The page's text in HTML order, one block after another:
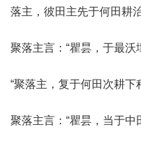
落主，彼田主先于何田耕
聚落主言：“瞿昙，于最沃
“聚落主，复于何田次耕下
聚落主言：“瞿昙，当于中